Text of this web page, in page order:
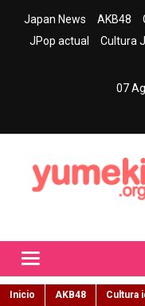
Japan News AKB48
JPop actual
Cultura
07
Inicio AKB48 Cultura